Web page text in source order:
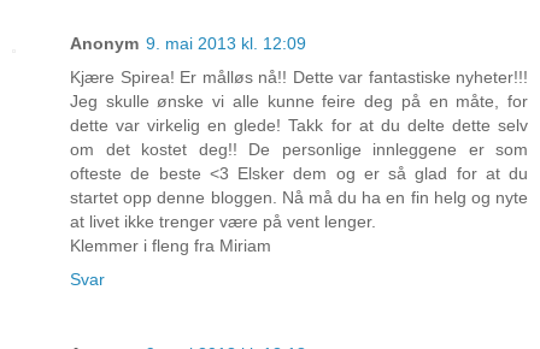
Anonym 9. mai 2013 kl. 12:09
Kjære Spirea! Er målløs nå!! Dette var fantastiske nyheter!!!
Jeg skulle ønske vi alle kunne feire deg på en måte, for
dette var virkelig en glede! Takk for at du delte dette selv
om det kostet deg!! De personlige innleggene er som
ofteste de beste <3 Elsker dem og er så glad for at du
startet opp denne bloggen. Nå må du ha en fin helg og nyte
at livet ikke trenger være på vent lenger.
Klemmer i fleng fra Miriam
Svar